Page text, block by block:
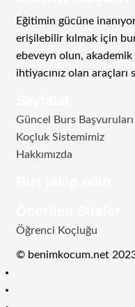
Eğitimin gücüne
erişilebilir kılmak için
ebeveyn olun, akademik
ihtiyacınız olan araçları
Güncel Burs Başvuruları
Koçluk Sistemimiz
Hakkımızda
Öğrenci Koçluğu
© benimkocum.net